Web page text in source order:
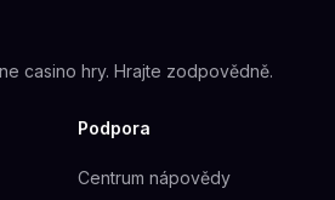
casino hry. Hrajte zodpovědně.
Podpora
Centrum nápovědy